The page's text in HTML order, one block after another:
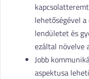
lehetőségével
lendületet és
ezáltal növelve
Jobb
aspektusa